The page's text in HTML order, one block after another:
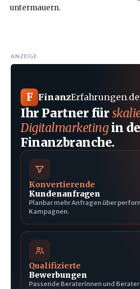
untermauern.
ANZEIGE
F FinanzErfahrungen.de
Ihr Partner für
Digitalmarketingin
Finanzbranche.
Konvertierende
Kundenanfragen
Planbar mehr Anfragen über
Kampagnen.
Qualifizierte
Bewerbungen
Passende Beraterinnen und